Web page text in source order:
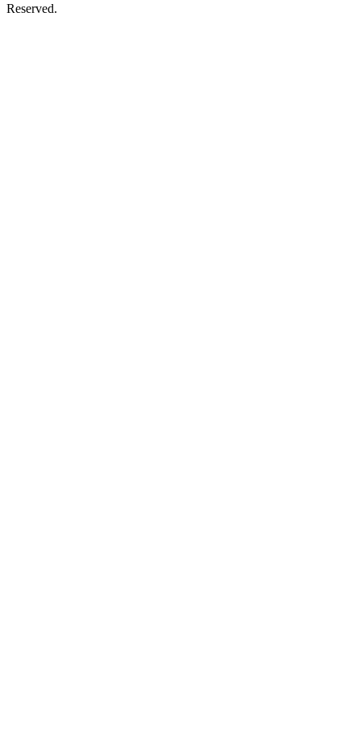
Reserved.